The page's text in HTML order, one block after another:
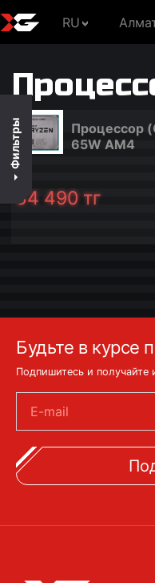
RU
Фильтры
В наличии
По цене
По названию
Процессор
65W AM4
34 490тг
Будьте в курсе
Подпишитесь и
E-mail